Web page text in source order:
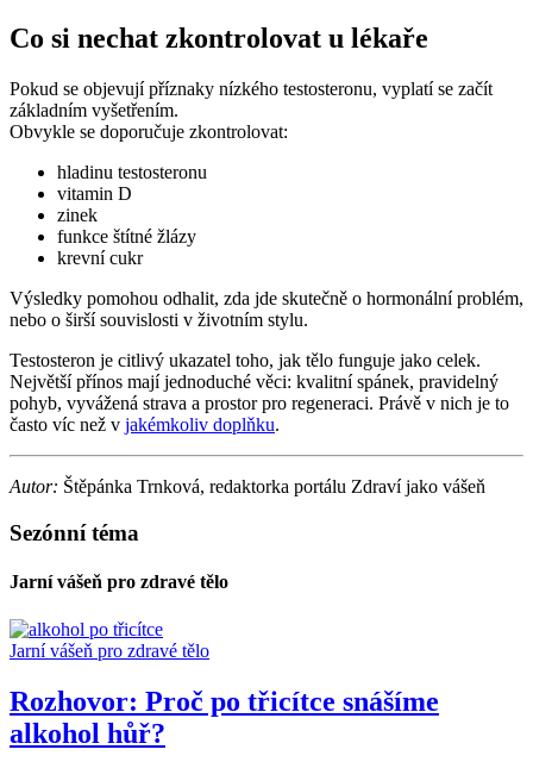
Co si nechat zkontrolovat u lékaře
Pokud se objevují příznaky nízkého testosteronu, vyplatí se začít
základním vyšetřením.
Obvykle se doporučuje zkontrolovat:
hladinu testosteronu
vitamin D
zinek
funkce štítné žlázy
krevní cukr
Výsledky pomohou odhalit, zda jde skutečně o hormonální problém,
nebo o širší souvislosti v životním stylu.
Testosteron je citlivý ukazatel toho, jak tělo funguje jako celek.
Největší přínos mají jednoduché věci: kvalitní spánek, pravidelný
pohyb, vyvážená strava a prostor pro regeneraci. Právě v nich je to
často víc než v jakémkoliv doplňku.
Autor: Štěpánka Trnková, redaktorka portálu Zdraví jako vášeň
Sezónní téma
Jarní vášeň pro zdravé tělo
Jarní vášeň pro zdravé tělo
Rozhovor: Proč po třicítce snášíme
alkohol hůř?